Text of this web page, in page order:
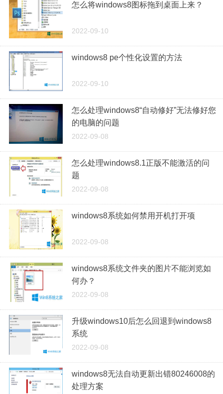
怎么将windows8图标拖到桌面上来？
2022-09-10
windows8 pe个性化设置的方法
2022-09-10
怎么处理windows8“自动修好”无法修好您
的电脑的问题
2022-09-08
怎么处理windows8.1正版不能激活的问
题
2022-09-08
windows8系统如何禁用开机打开项
2022-09-08
windows8系统文件夹的图片不能浏览如
何办？
2022-09-08
升级windows10后怎么回退到windows8
系统
2022-09-08
windows8无法自动更新出错80246008的
处理方案